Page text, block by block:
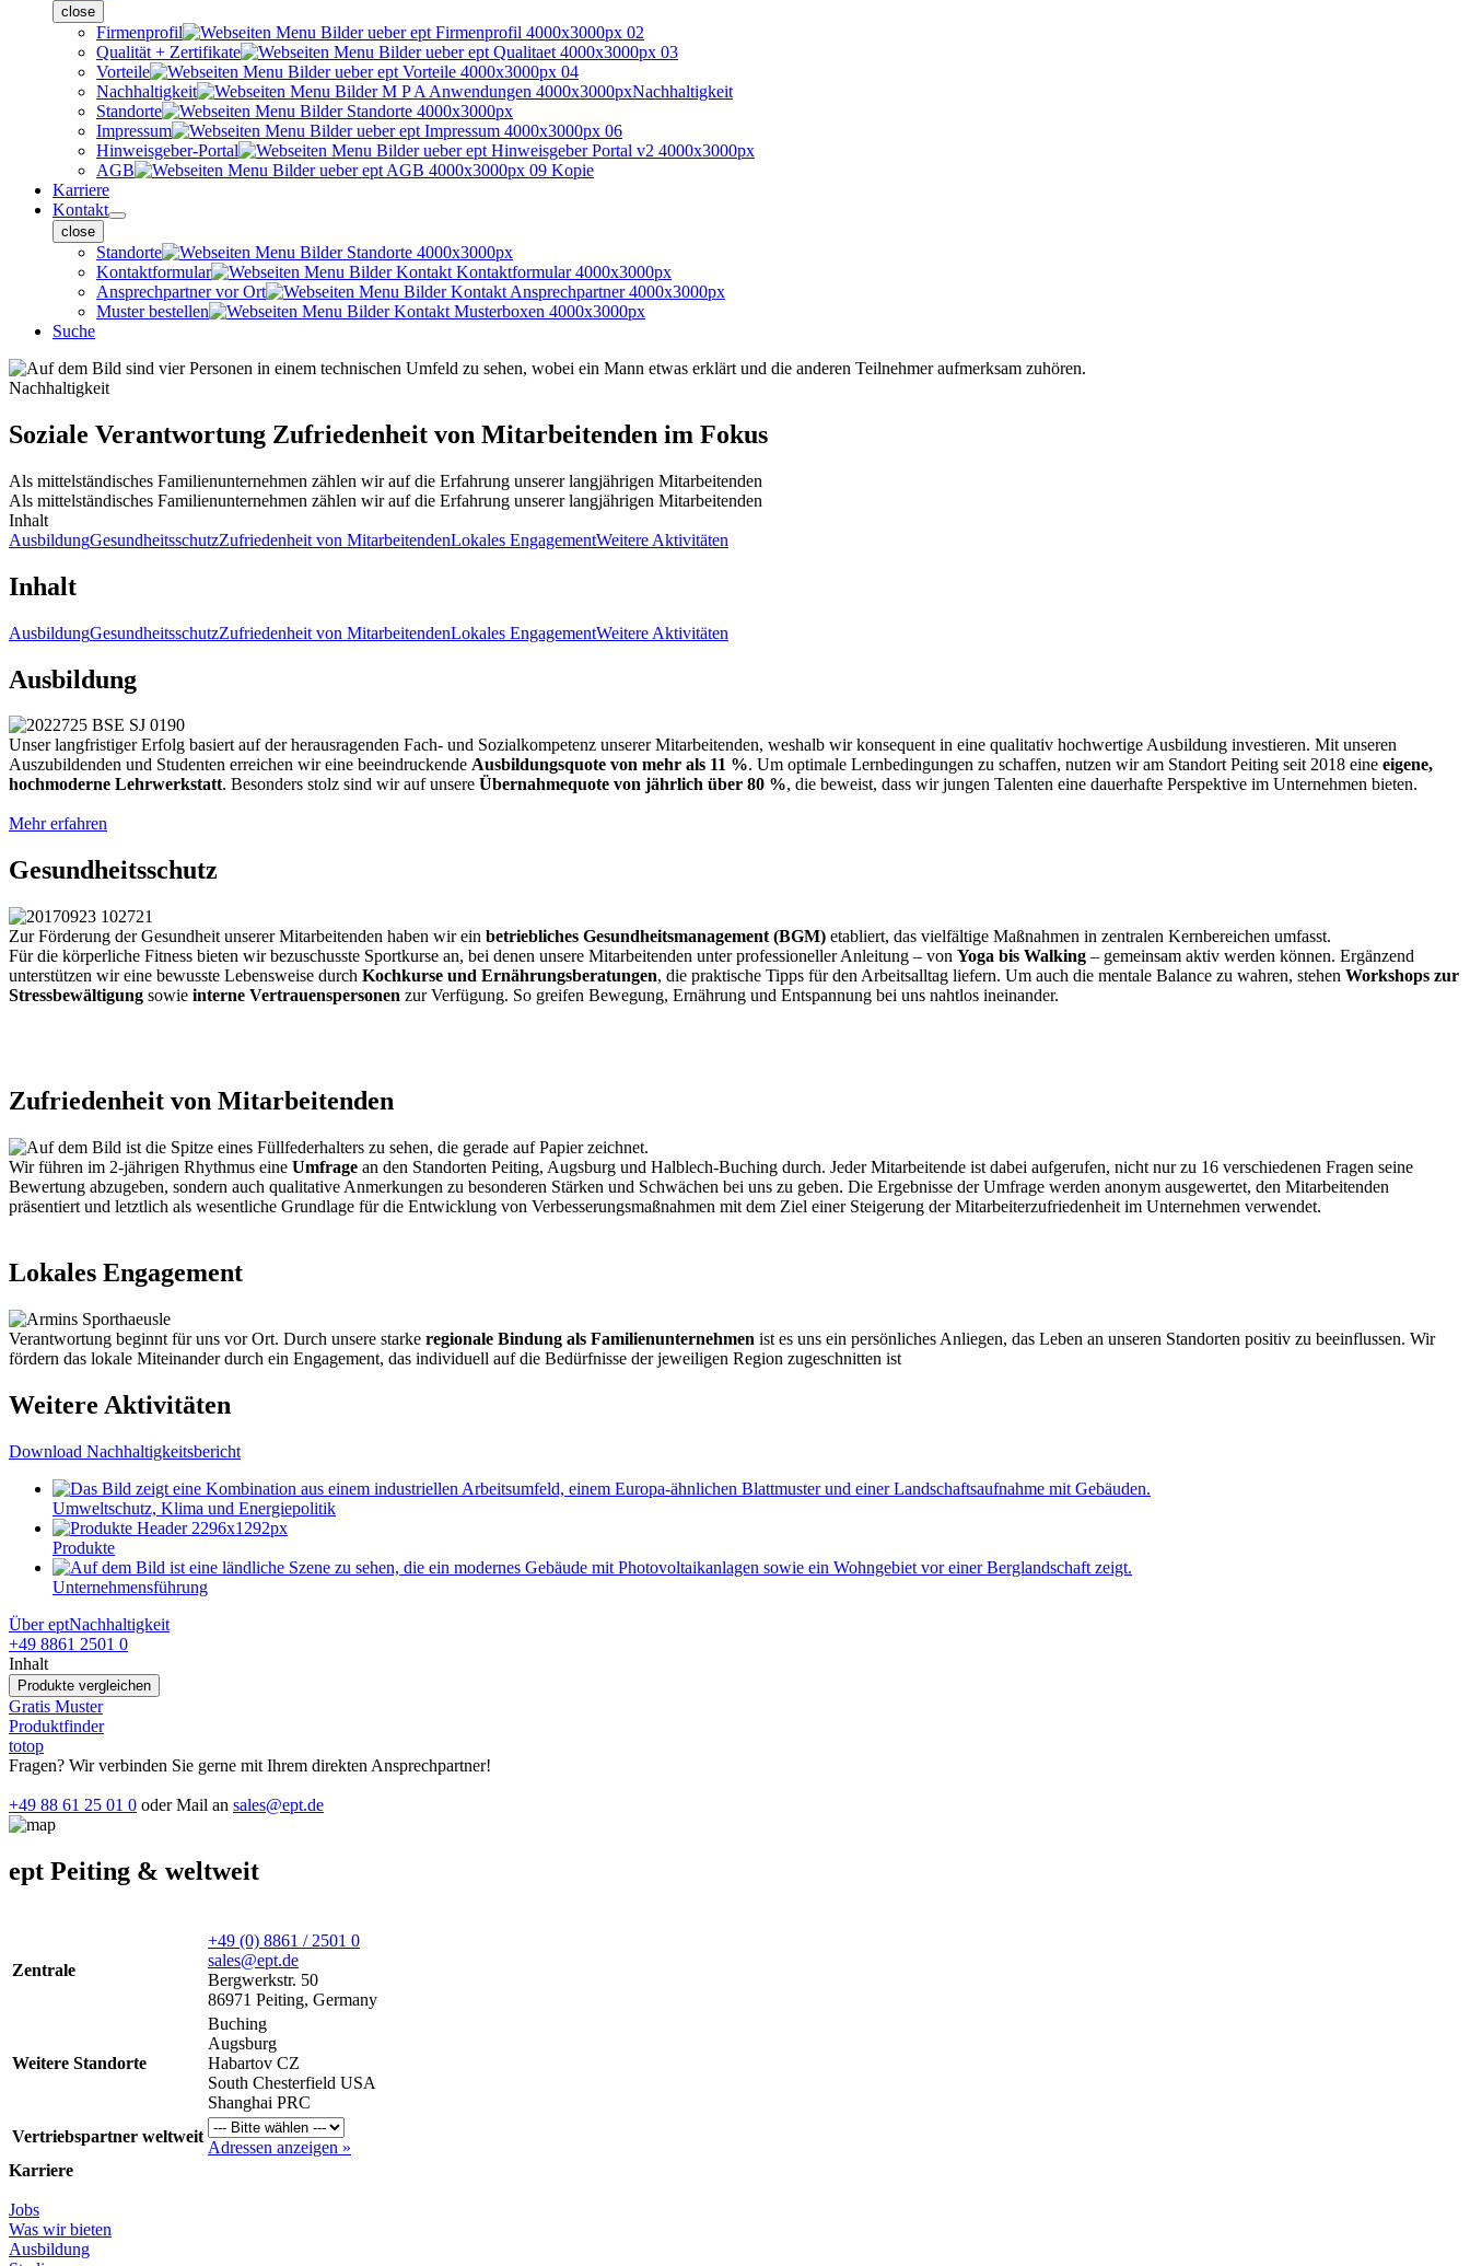
close
Firmenprofil
Qualität + Zertifikate
Vorteile
Nachhaltigkeit
Nachhaltigkeit
Standorte
Impressum
Hinweisgeber-Portal
AGB
Karriere
Kontakt
close
Standorte
Kontaktformular
Ansprechpartner vor Ort
Muster bestellen
Suche
Nachhaltigkeit
Soziale Verantwortung Zufriedenheit von Mitarbeitenden im Fokus
Als mittelständisches Familienunternehmen zählen wir auf die Erfahrung unserer langjährigen Mitarbeitenden
Als mittelständisches Familienunternehmen zählen wir auf die Erfahrung unserer langjährigen Mitarbeitenden
Inhalt
AusbildungGesundheitsschutzZufriedenheit von MitarbeitendenLokales EngagementWeitere Aktivitäten
Inhalt
AusbildungGesundheitsschutzZufriedenheit von MitarbeitendenLokales EngagementWeitere Aktivitäten
Ausbildung
Unser langfristiger Erfolg basiert auf der herausragenden Fach- und Sozialkompetenz unserer Mitarbeitenden, weshalb wir konsequent in eine qualitativ hochwertige Ausbildung investieren. Mit unseren
Auszubildenden und Studenten erreichen wir eine beeindruckende Ausbildungsquote von mehr als 11 %. Um optimale Lernbedingungen zu schaffen, nutzen wir am Standort Peiting seit 2018 eine eigene,
hochmoderne Lehrwerkstatt. Besonders stolz sind wir auf unsere Übernahmequote von jährlich über 80 %, die beweist, dass wir jungen Talenten eine dauerhafte Perspektive im Unternehmen bieten.
Mehr erfahren
Gesundheitsschutz
Zur Förderung der Gesundheit unserer Mitarbeitenden haben wir ein betriebliches Gesundheitsmanagement (BGM) etabliert, das vielfältige Maßnahmen in zentralen Kernbereichen umfasst.
Für die körperliche Fitness bieten wir bezuschusste Sportkurse an, bei denen unsere Mitarbeitenden unter professioneller Anleitung – von Yoga bis Walking – gemeinsam aktiv werden können. Ergänzend
unterstützen wir eine bewusste Lebensweise durch Kochkurse und Ernährungsberatungen, die praktische Tipps für den Arbeitsalltag liefern. Um auch die mentale Balance zu wahren, stehen Workshops zur
Stressbewältigung sowie interne Vertrauenspersonen zur Verfügung. So greifen Bewegung, Ernährung und Entspannung bei uns nahtlos ineinander.
Zufriedenheit von Mitarbeitenden
Wir führen im 2-jährigen Rhythmus eine Umfrage an den Standorten Peiting, Augsburg und Halblech-Buching durch. Jeder Mitarbeitende ist dabei aufgerufen, nicht nur zu 16 verschiedenen Fragen seine
Bewertung abzugeben, sondern auch qualitative Anmerkungen zu besonderen Stärken und Schwächen bei uns zu geben. Die Ergebnisse der Umfrage werden anonym ausgewertet, den Mitarbeitenden
präsentiert und letztlich als wesentliche Grundlage für die Entwicklung von Verbesserungsmaßnahmen mit dem Ziel einer Steigerung der Mitarbeiterzufriedenheit im Unternehmen verwendet.
Lokales Engagement
Verantwortung beginnt für uns vor Ort. Durch unsere starke regionale Bindung als Familienunternehmen ist es uns ein persönliches Anliegen, das Leben an unseren Standorten positiv zu beeinflussen. Wir
fördern das lokale Miteinander durch ein Engagement, das individuell auf die Bedürfnisse der jeweiligen Region zugeschnitten ist
Weitere Aktivitäten
Download Nachhaltigkeitsbericht
Umweltschutz, Klima und Energiepolitik
Produkte
Unternehmensführung
Über eptNachhaltigkeit
+49 8861 2501 0
Inhalt
Produkte vergleichen
Gratis Muster
Produktfinder
totop
Fragen? Wir verbinden Sie gerne mit Ihrem direkten Ansprechpartner!
+49 88 61 25 01 0 oder Mail an sales@ept.de
ept Peiting & weltweit
Zentrale
+49 (0) 8861 / 2501 0
sales@ept.de
Bergwerkstr. 50
86971 Peiting, Germany
Weitere Standorte
Buching
Augsburg
Habartov CZ
South Chesterfield USA
Shanghai PRC
Vertriebspartner weltweit
Adressen anzeigen »
Karriere
Jobs
Was wir bieten
Ausbildung